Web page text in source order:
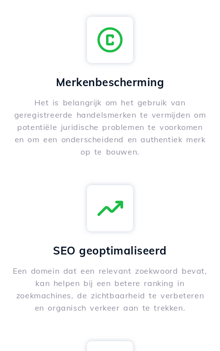
Merkenbescherming
Het is belangrijk om het gebruik van
geregistreerde handelsmerken te vermijden om
potentiële juridische problemen te voorkomen
en om een onderscheidend en authentiek merk
op te bouwen.
SEO geoptimaliseerd
Een domein dat een relevant zoekwoord bevat,
kan helpen bij een betere ranking in
zoekmachines, de zichtbaarheid te verbeteren
en organisch verkeer aan te trekken.